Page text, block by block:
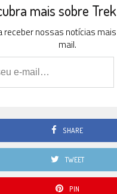
mais sobre
receber nossas notícias
mail.
SHARE
TWEET
PIN